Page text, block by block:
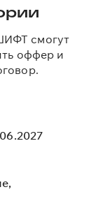
смогут
оффер и